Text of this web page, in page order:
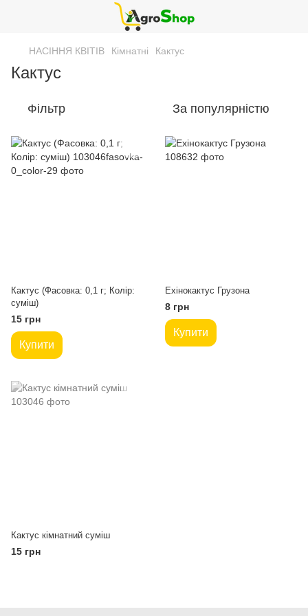
НАСІННЯ КВІТІВ Кімнатні Кактус
Кактус
Фільтр За популярністю
Кактус (Фасовка: 0,1 г; Колір:
суміш)
15 грн
Купити
Ехінокактус Грузона
8 грн
Купити
Кактус кімнатний суміш
15 грн